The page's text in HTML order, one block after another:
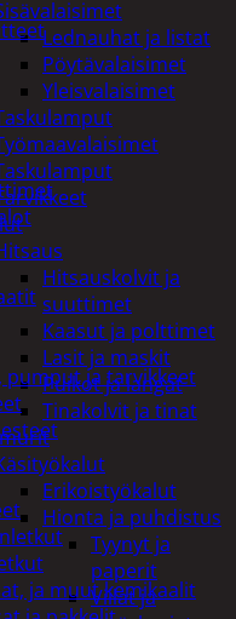
Lednauhat ja listat
Pöytävalaisimet
Yleisvalaisimet
Hitsauskolvit ja
suuttimet
Kaasut ja polttimet
Lasit ja maskit
Puikot ja langat
Tinakolvit ja tinat
Erikoistyökalut
Hionta ja puhdistus
Tyynyt ja
paperit
Viilat ja
pumput ja tarvikkeet
ja muut kemikaalit